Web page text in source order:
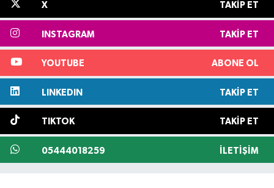
X TAKIP ET
INSTAGRAM TAKIP ET
YOUTUBE ABONE OL
LINKEDIN TAKIP ET
TIKTOK TAKIP ET
05444018259 İLETIŞIM